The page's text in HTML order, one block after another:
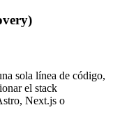
sola línea de código,
el stack
Next.js o